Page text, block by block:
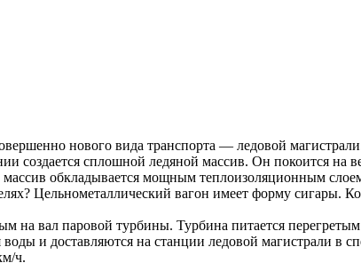
нового вида транспорта — ледовой
создается сплошной ледяной массив. Он покоится на
обкладывается мощным теплоизоляционным
Цельнометаллический вагон имеет форму сигары.
вал паровой турбины. Турбина питается
и доставляются на станции ледовой магистрали в
ч.